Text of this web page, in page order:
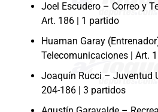
Joel Escudero – Correo y
Art. 186 | 1 partido
Huaman Garay
Telecomunicaciones | Art.
Joaquín Rucci – Juventud
204-186 | 3 partidos